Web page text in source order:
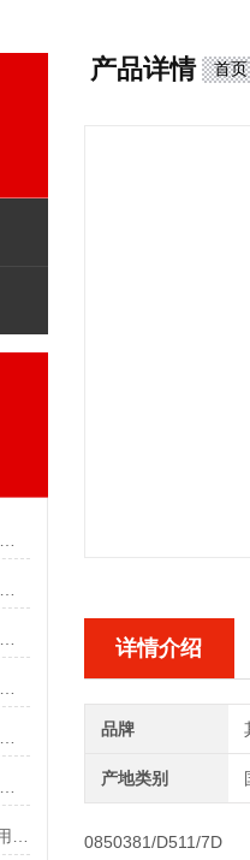
这组核心特点给出了答案
！精准定位，轻松搞定难题
作指南，新手也能快速拿捏！
轻松拿捏，精准掌控每一步！
产品详情 首页
详情介绍
品牌
产地类别
0850381/D511/7D